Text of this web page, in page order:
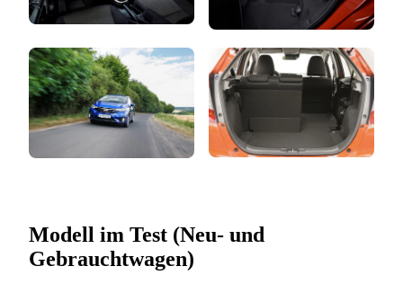
Modell im Test (Neu- und
Gebrauchtwagen)